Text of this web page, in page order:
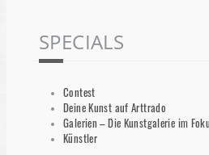
SPECIALS
Contest
Deine Kunst auf Arttrado
Galerien – Die Kunstgalerie im
Künstler